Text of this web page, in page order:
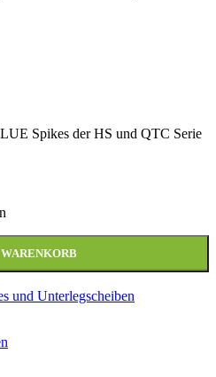
Spikes der HS und QTC Serie
und Unterlegscheiben